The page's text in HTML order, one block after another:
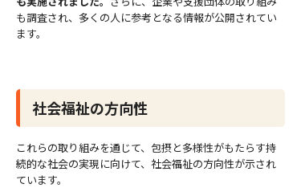
も調査され、多くの人に参考となる情報が公開されてい
ます。
社会福祉の方向性
これらの取り組みを通じて、包摂と多様性がもたらす持
続的な社会の実現に向けて、社会福祉の方向性が示され
ています。